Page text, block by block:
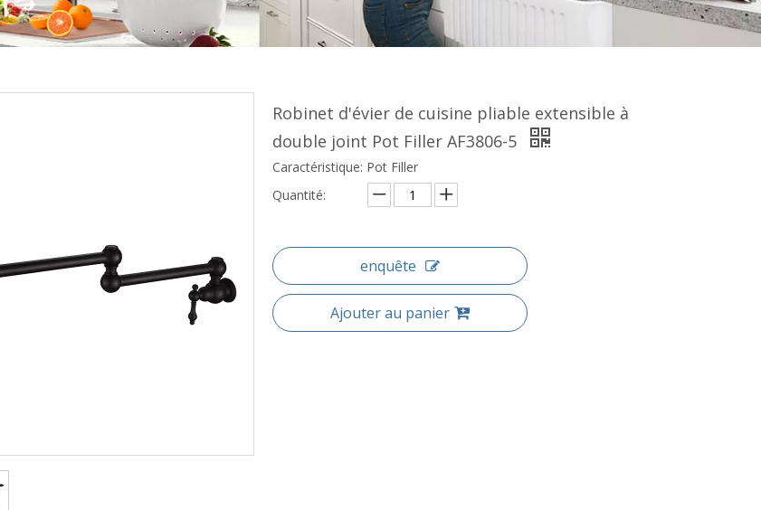
Robinet d'évier de cuisine pliable extensible à
double joint Pot Filler AF3806-5
Caractéristique: Pot Filler
Quantité:
enquête
Ajouter au panier